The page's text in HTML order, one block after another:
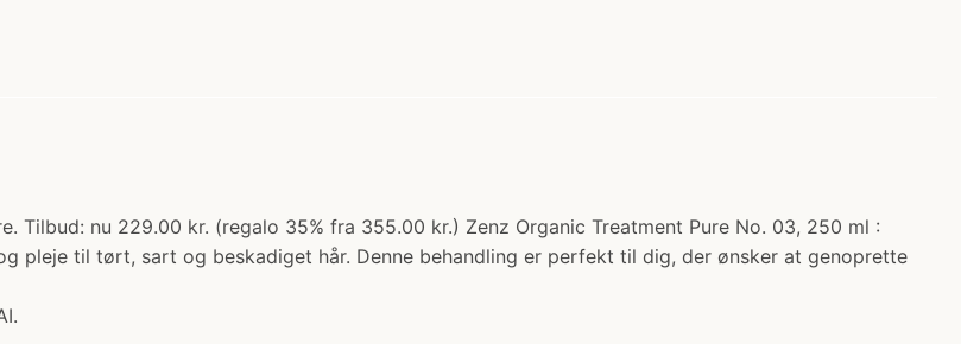
Tilbud: nu 229.00 kr. (regalo 35% fra 355.00 kr.) Zenz Organic Treatment Pure No. 03, 250 ml :
pleje til tørt, sart og beskadiget hår. Denne behandling er perfekt til dig, der ønsker at genoprette